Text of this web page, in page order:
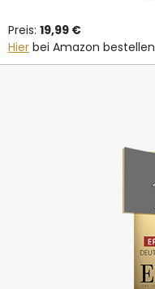
Preis: 19,99 €
Hier bei Amazon bestellen